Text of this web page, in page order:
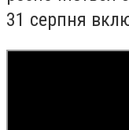
31 серпня